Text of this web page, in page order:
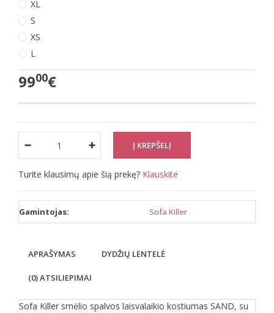
XL
S
XS
L
9900€
Turite klausimų apie šią prekę? Klauskite
Gamintojas: Sofa Killer
APRAŠYMAS DYDŽIŲ LENTELĖ
(0) ATSILIEPIMAI
Sofa Killer smėlio spalvos laisvalaikio kostiumas SAND, su